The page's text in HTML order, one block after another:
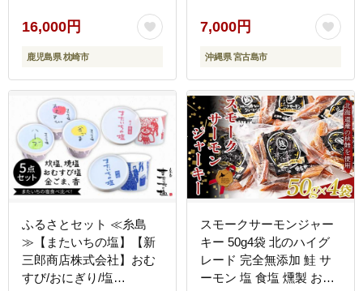
16,000円
鹿児島県 枕崎市
7,000円
沖縄県 宮古島市
ふるさとセット ≪糸島
≫【またいちの塩】【新
三郎商店株式会社】おむ
すび/おにぎり/塩
スモークサーモンジャー
キー 50g4袋 北のハイグ
レード 完全無添加 鮭 サ
ーモン 塩 食塩 燻製 おつ